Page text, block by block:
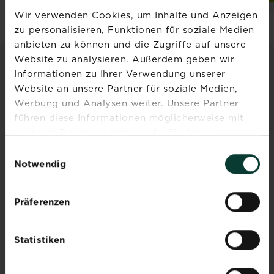
Wir verwenden Cookies, um Inhalte und Anzeigen
zu personalisieren, Funktionen für soziale Medien
anbieten zu können und die Zugriffe auf unsere
Website zu analysieren. Außerdem geben wir
Informationen zu Ihrer Verwendung unserer
Website an unsere Partner für soziale Medien,
Werbung und Analysen weiter. Unsere Partner
führen diese Informationen möglicherweise mit
weiteren Daten zusammen, die Sie ihnen
Nutzung der Dienste gesammelt haben.
Notwendig
Präferenzen
Statistiken
INSPIRATION & RATGEBER
Alle Artikel entdecken
Rasen ebnen: So gleichst
du Unebenheiten aus